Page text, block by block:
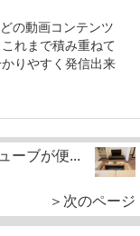
の動画コンテンツ
れまで積み重ねて
りやすく発信出来
ーブが便...
＞次のページ